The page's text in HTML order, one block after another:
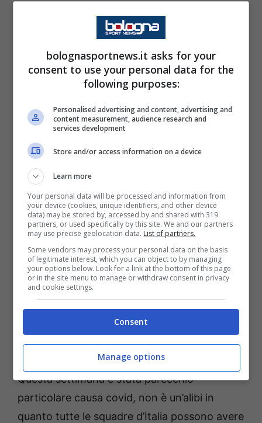
La Geetit è riuscita a pareggiare l’aggressività
messo sotto scacco la ricezione di Fano
quanto invece ha subito il servizio avversario
inevitabilmente ha pagato dazio sotto rete
miglior marcatore bolognese è stato ancora
Spagnolcon 18 punti, seguito da Dalmonte a
14 e Maretti a 13 ma dall’altra parte Stabrawa
(24) e Gozzo (22) hanno fatto molto meglio.
Ecco il pensiero di coachGenerali : “Abbiamo
mostrato un bel gioco durante i primi due set.
Siamo stati aggressivi con il servizio e
ordinati con il sistema muro e difesa e questo
ha pagato. Siamo stati bravi a sprecare poco
e ad aggredirli in tutti i fondamentali.
Purtroppo poi siamo calati un po’ fisicamente.
Questa settimana è stata parecchio
particolare causa covid, non è un’alibi in
quanto tutte le squadre d’Italia possono avere
bolognasportnews.it asks for your
consent to use your personal data for the
following purposes:
Personalised advertising and content, advertising and
content measurement, audience research and
services development
Store and/or access information on a device
Learn more
Your personal data will be processed and information from
your device (cookies, unique identifiers, and other device
data) may be stored by, accessed by and shared with 319
partners, or used specifically by this site. We and our partners
may use precise geolocation data. List of partners.
Some vendors may process your personal data on the basis
of legitimate interest, which you can object to by managing
your options below. Look for a link at the bottom of this page
or in the site menu to manage or withdraw consent in privacy
and cookie settings.
Consent
Manage options